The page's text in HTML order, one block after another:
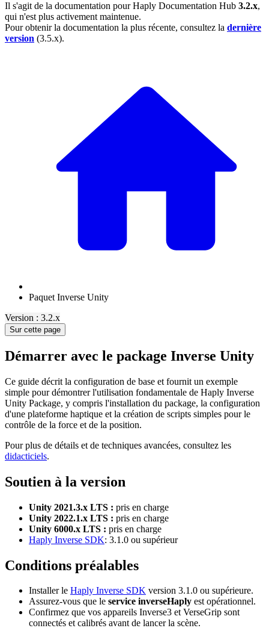
Il s'agit de la documentation pour Haply Documentation Hub 3.2.x,
qui n'est plus activement maintenue.
Pour obtenir la documentation la plus récente, consultez la dernière
version (3.5.x).
Paquet Inverse Unity
Version : 3.2.x
Sur cette page
Démarrer avec le package Inverse Unity
Ce guide décrit la configuration de base et fournit un exemple
simple pour démontrer l'utilisation fondamentale de Haply Inverse
Unity Package, y compris l'installation du package, la configuration
d'une plateforme haptique et la création de scripts simples pour le
contrôle de la force et de la position.
Pour plus de détails et de techniques avancées, consultez les
didacticiels.
Soutien à la version
Unity 2021.3.x LTS : pris en charge
Unity 2022.1.x LTS : pris en charge
Unity 6000.x LTS : pris en charge
Haply Inverse SDK: 3.1.0 ou supérieur
Conditions préalables
Installer le Haply Inverse SDK version 3.1.0 ou supérieure.
Assurez-vous que le service inverseHaply est opérationnel.
Confirmez que vos appareils Inverse3 et VerseGrip sont
connectés et calibrés avant de lancer la scène.